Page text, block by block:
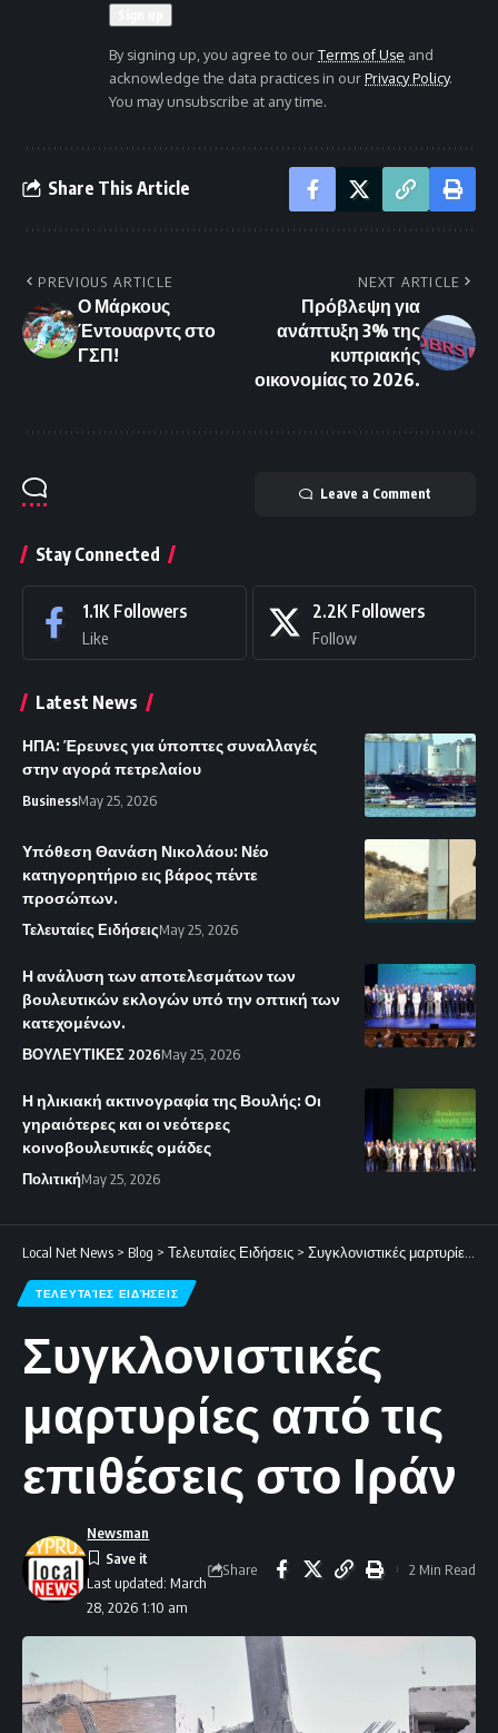
By signing up, you agree to ourTerms of Use and
acknowledge the data practices in ourPrivacy Policy.
You may unsubscribe at any time.
Share This Article
PREVIOUS ARTICLE
Ο Μάρκους
Έντουαρντς στο
ΓΣΠ!
NEXT ARTICLE
Πρόβλεψη για
ανάπτυξη 3% της
κυπριακής
οικονομίας το 2026.
Leave a Comment
Stay Connected
1.1K Followers
Like
2.2K Followers
Follow
Latest News
ΗΠΑ: Έρευνες για ύποπτες συναλλαγές
στην αγορά πετρελαίου
BusinessMay 25, 2026
Υπόθεση Θανάση Νικολάου: Νέο
κατηγορητήριο εις βάρος πέντε
προσώπων.
Τελευταίες ΕιδήσειςMay 25, 2026
Η ανάλυση των αποτελεσμάτων των
βουλευτικών εκλογών υπό την οπτική των
κατεχομένων.
ΒΟΥΛΕΥΤΙΚΕΣ 2026May 25, 2026
Η ηλικιακή ακτινογραφία της Βουλής: Οι
γηραιότερες και οι νεότερες
κοινοβουλευτικές ομάδες
ΠολιτικήMay 25, 2026
Local Net News > Blog > Τελευταίες Ειδήσεις > Συγκλονιστικές μαρτυρίες από τις επιθέσεις στο Ιράν
ΤΕΛΕΥΤΑΊΕΣ ΕΙΔΉΣΕΙΣ
Συγκλονιστικές
μαρτυρίες από τις
επιθέσεις στο Ιράν
Last updated: March
28, 2026 1:10 am
Newsman
Share 2 Min Read